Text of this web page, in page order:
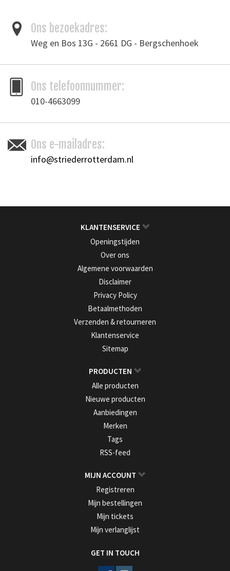
Bandbreedte: 18 mm
Tags
Ritsen/ Trekkers
Ons bezoekadres:
Weg en Bos 13G - 2661 DG - Bergschenhoek
Ons telefoonnummer:
010-4663099
Ons e-mailadres:
info@striederrotterdam.nl
KLANTENSERVICE
Openingstijden
Over ons
Algemene voorwaarden
Disclaimer
Privacy Policy
Betaalmethoden
Verzenden & retourneren
Klantenservice
Sitemap
PRODUCTEN
Alle producten
Nieuwe producten
Aanbiedingen
Merken
Tags
RSS-feed
MIJN ACCOUNT
Registreren
Mijn bestellingen
Mijn tickets
Mijn verlanglijst
GET IN TOUCH